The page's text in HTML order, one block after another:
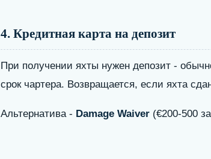
4. Кредитная карта на депозит
При получении яхты нужен депозит -
срок чартера. Возвращается, если яхта
Альтернатива - Damage Waiver (€200-500